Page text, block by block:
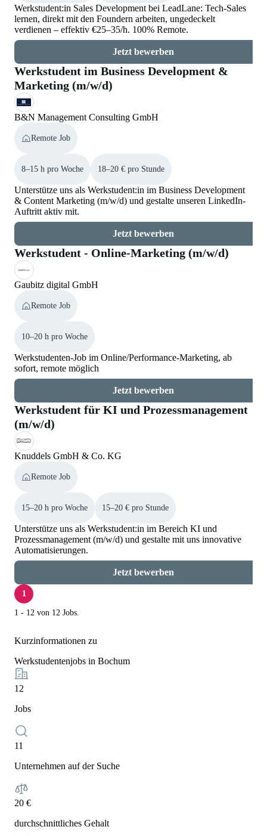
Werkstudent:in Sales Development bei LeadLane: Tech-Sales
lernen, direkt mit den Foundern arbeiten, ungedeckelt
verdienen – effektiv €25–35/h. 100% Remote.
Jetzt bewerben
Werkstudent im Business Development &
Marketing (m/w/d)
B&N Management Consulting GmbH
Remote Job
8–15 h pro Woche 18–20 € pro Stunde
Unterstütze uns als Werkstudent:in im Business Development
& Content Marketing (m/w/d) und gestalte unseren LinkedIn-
Auftritt aktiv mit.
Jetzt bewerben
Werkstudent - Online-Marketing (m/w/d)
Gaubitz digital GmbH
Remote Job
10–20 h pro Woche
Werkstudenten-Job im Online/Performance-Marketing, ab
sofort, remote möglich
Jetzt bewerben
Werkstudent für KI und Prozessmanagement
(m/w/d)
Knuddels GmbH & Co. KG
Remote Job
15–20 h pro Woche 15–20 € pro Stunde
Unterstütze uns als Werkstudent:in im Bereich KI und
Prozessmanagement (m/w/d) und gestalte mit uns innovative
Automatisierungen.
Jetzt bewerben
1
1 - 12 von 12 Jobs.
Kurzinformationen zu
Werkstudentenjobs in Bochum
12
Jobs
11
Unternehmen auf der Suche
20 €
durchschnittliches Gehalt